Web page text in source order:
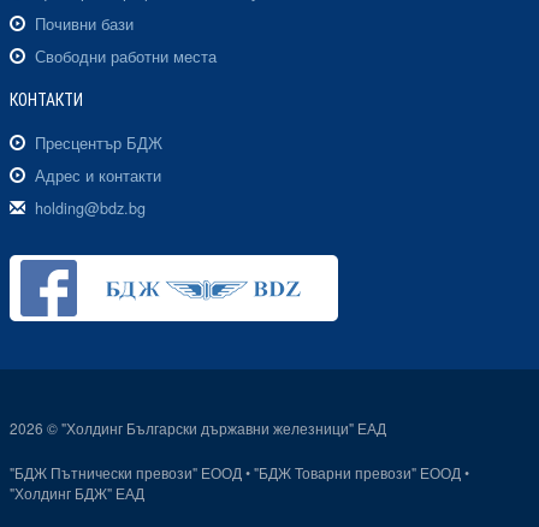
Почивни бази
Свободни работни места
КОНТАКТИ
Пресцентър БДЖ
Адрес и контакти
holding@bdz.bg
2026 © "Холдинг Български държавни железници" ЕАД
"БДЖ Пътнически превози" ЕООД•"БДЖ Товарни превози" ЕООД•
"Холдинг БДЖ" ЕАД